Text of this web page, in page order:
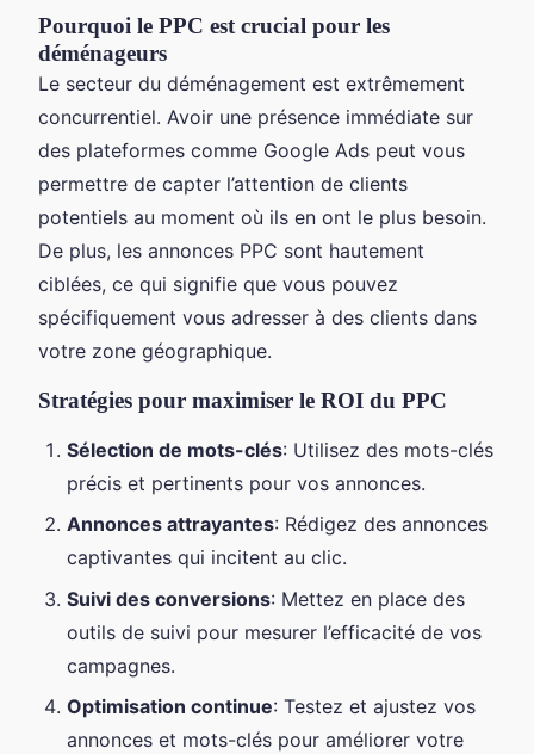
Pourquoi le PPC est crucial pour les
déménageurs
Le secteur du déménagement est extrêmement
concurrentiel. Avoir une présence immédiate sur
des plateformes comme Google Ads peut vous
permettre de capter l’attention de clients
potentiels au moment où ils en ont le plus besoin.
De plus, les annonces PPC sont hautement
ciblées, ce qui signifie que vous pouvez
spécifiquement vous adresser à des clients dans
votre zone géographique.
Stratégies pour maximiser le ROI du PPC
Sélection de mots-clés: Utilisez des mots-clés
précis et pertinents pour vos annonces.
Annonces attrayantes: Rédigez des annonces
captivantes qui incitent au clic.
Suivi des conversions: Mettez en place des
outils de suivi pour mesurer l’efficacité de vos
campagnes.
Optimisation continue: Testez et ajustez vos
annonces et mots-clés pour améliorer votre